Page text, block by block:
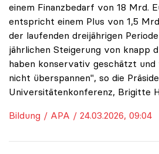
einem Finanzbedarf von 18 Mrd.
entspricht einem Plus von 1,5
der laufenden dreijährigen
jährlichen Steigerung von knapp
haben konservativ geschätzt und
nicht überspannen", so die
Universitätenkonferenz, Brigitte
Bildung / APA / 24.03.2026, 09:04